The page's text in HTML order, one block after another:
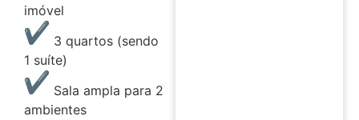
imóvel
3 quartos (sendo
1 suíte)
Sala ampla para 2
ambientes